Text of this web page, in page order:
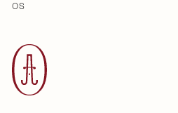
OS